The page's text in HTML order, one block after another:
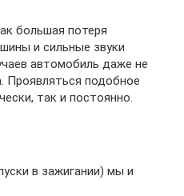
большая потеря
и сильные звуки
автомобиль даже не
Проявляться подобное
так и постоянно.
в зажигании) мы и